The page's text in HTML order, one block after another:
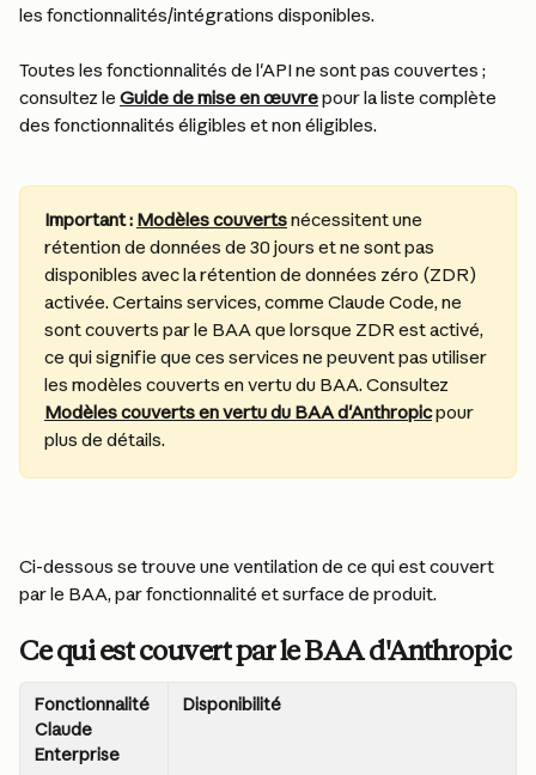
les fonctionnalités/intégrations disponibles.
Toutes les fonctionnalités de l'API ne sont pas couvertes ;
consultez le Guide de mise en œuvre pour la liste complète
des fonctionnalités éligibles et non éligibles.
Important : Modèles couverts nécessitent une
rétention de données de 30 jours et ne sont pas
disponibles avec la rétention de données zéro (ZDR)
activée. Certains services, comme Claude Code, ne
sont couverts par le BAA que lorsque ZDR est activé,
ce qui signifie que ces services ne peuvent pas utiliser
les modèles couverts en vertu du BAA. Consultez
Modèles couverts en vertu du BAA d'Anthropic pour
plus de détails.
Ci-dessous se trouve une ventilation de ce qui est couvert
par le BAA, par fonctionnalité et surface de produit.
Ce qui est couvert par le BAA d'Anthropic
Fonctionnalité
Claude
Enterprise
Disponibilité